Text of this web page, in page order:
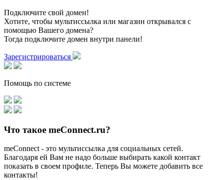
Подключите свой домен!
Хотите, чтобы мультиссылка или магазин открывался с
помощью Вашего домена?
Тогда подключите домен внутри панели!
Зарегистрироваться
Помощь по системе
Что такое meConnect.ru?
meConnect - это мультиссылка для социальных сетей.
Благодаря ей Вам не надо больше выбирать какой контакт
показать в своем профиле. Теперь Вы можете добавить все
контакты!